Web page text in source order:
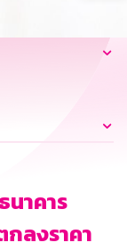
นาคาร
ลงราคา